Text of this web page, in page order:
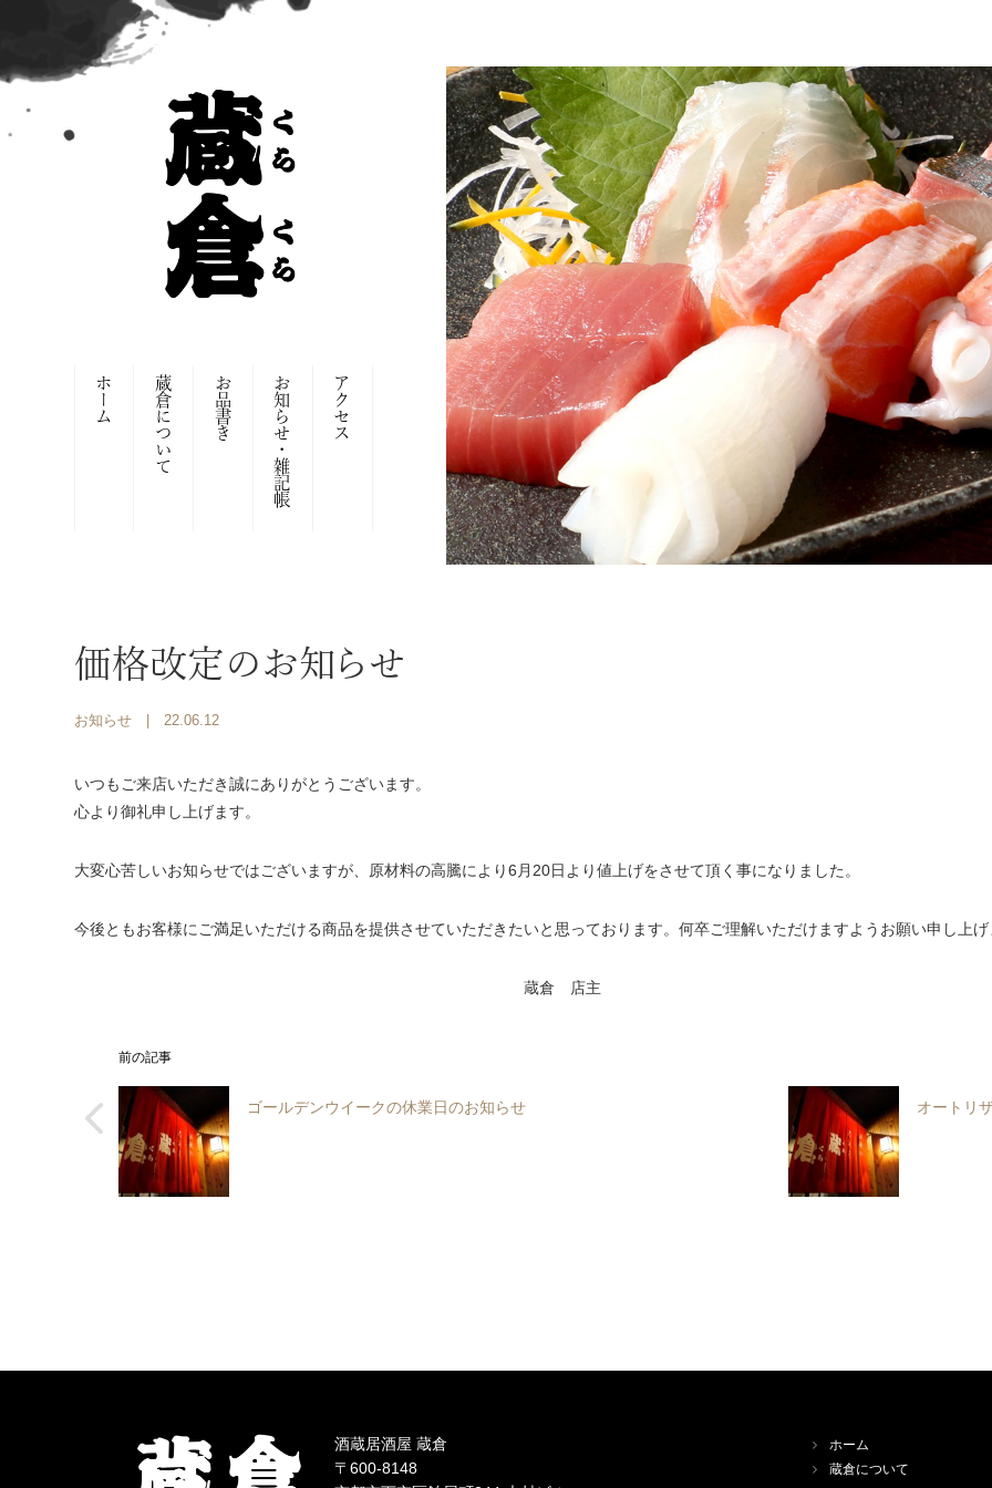
ホーム 蔵倉について お品書き お知らせ・雑記帳 アクセス
価格改定のお知らせ
お知らせ | 22.06.12
いつもご来店いただき誠にありがとうございます。
心より御礼申し上げます。
大変心苦しいお知らせではございますが、原材料の高騰により6月20日より値上げをさせて頂く事になりました。
今後ともお客様にご満足いただける商品を提供させていただきたいと思っております。何卒ご理解いただけますようお願い申し上
蔵倉 店主
前の記事
ゴールデンウイークの休業日のお知らせ オートリ
酒蔵居酒屋 蔵倉
〒600-8148
ホーム
蔵倉について